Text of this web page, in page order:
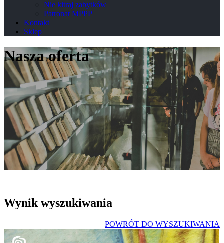
Nie kitraj zabytków
Patronat MPPP
Kontakt
Sklep
Nasza oferta
Wynik wyszukiwania
POWRÓT DO WYSZUKIWANIA